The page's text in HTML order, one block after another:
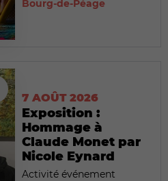
Bourg-de-Péage
7 AOÛT 2026
Exposition :
Hommage à
Claude Monet par
Nicole Eynard
Activité événement